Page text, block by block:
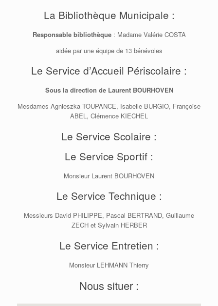
La Bibliothèque Municipale :
Responsable bibliothèque: Madame Valérie COSTA
aidée par une équipe de 13 bénévoles
Le Service d’Accueil Périscolaire :
Sous la direction de Laurent BOURHOVEN
Mesdames Agnieszka TOUPANCE, Isabelle BURGIO, Françoise
ABEL, Clémence KIECHEL
Le Service Scolaire :
Le Service Sportif :
Monsieur Laurent BOURHOVEN
Le Service Technique :
Messieurs David PHILIPPE, Pascal BERTRAND, Guillaume
ZECH et Sylvain HERBER
Le Service Entretien :
Monsieur LEHMANN Thierry
Nous situer :